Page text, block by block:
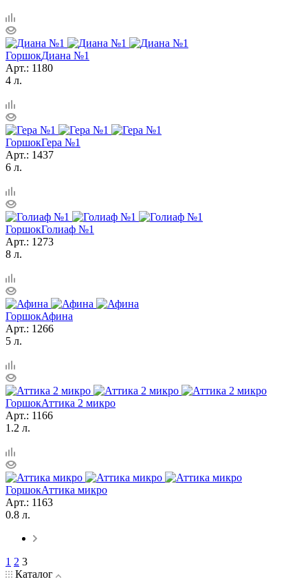
ГоршокДиана №1
Арт.: 1180
4 л.
ГоршокГера №1
Арт.: 1437
6 л.
ГоршокГолиаф №1
Арт.: 1273
8 л.
ГоршокАфина
Арт.: 1266
5 л.
ГоршокАттика 2 микро
Арт.: 1166
1.2 л.
ГоршокАттика микро
Арт.: 1163
0.8 л.
1 2 3
Каталог